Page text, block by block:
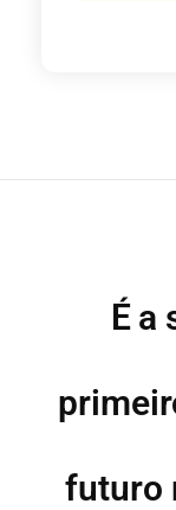
É a
futuro